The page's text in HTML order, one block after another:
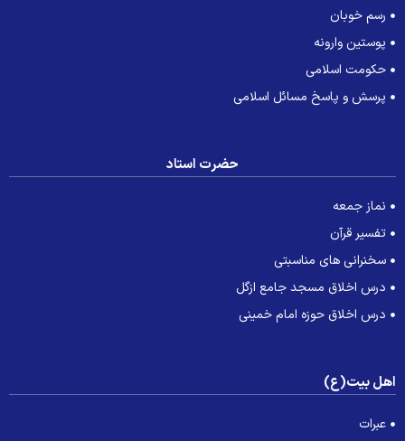
رسم خوبان
پوستین وارونه
حکومت اسلامی
پرسش و پاسخ مسائل اسلامی
حضرت استاد
نماز جمعه
تفسیر قرآن
سخنرانی های مناسبتی
درس اخلاق مسجد جامع ازگل
درس اخلاق حوزه امام خمینی
بیت(ع)
عبرات